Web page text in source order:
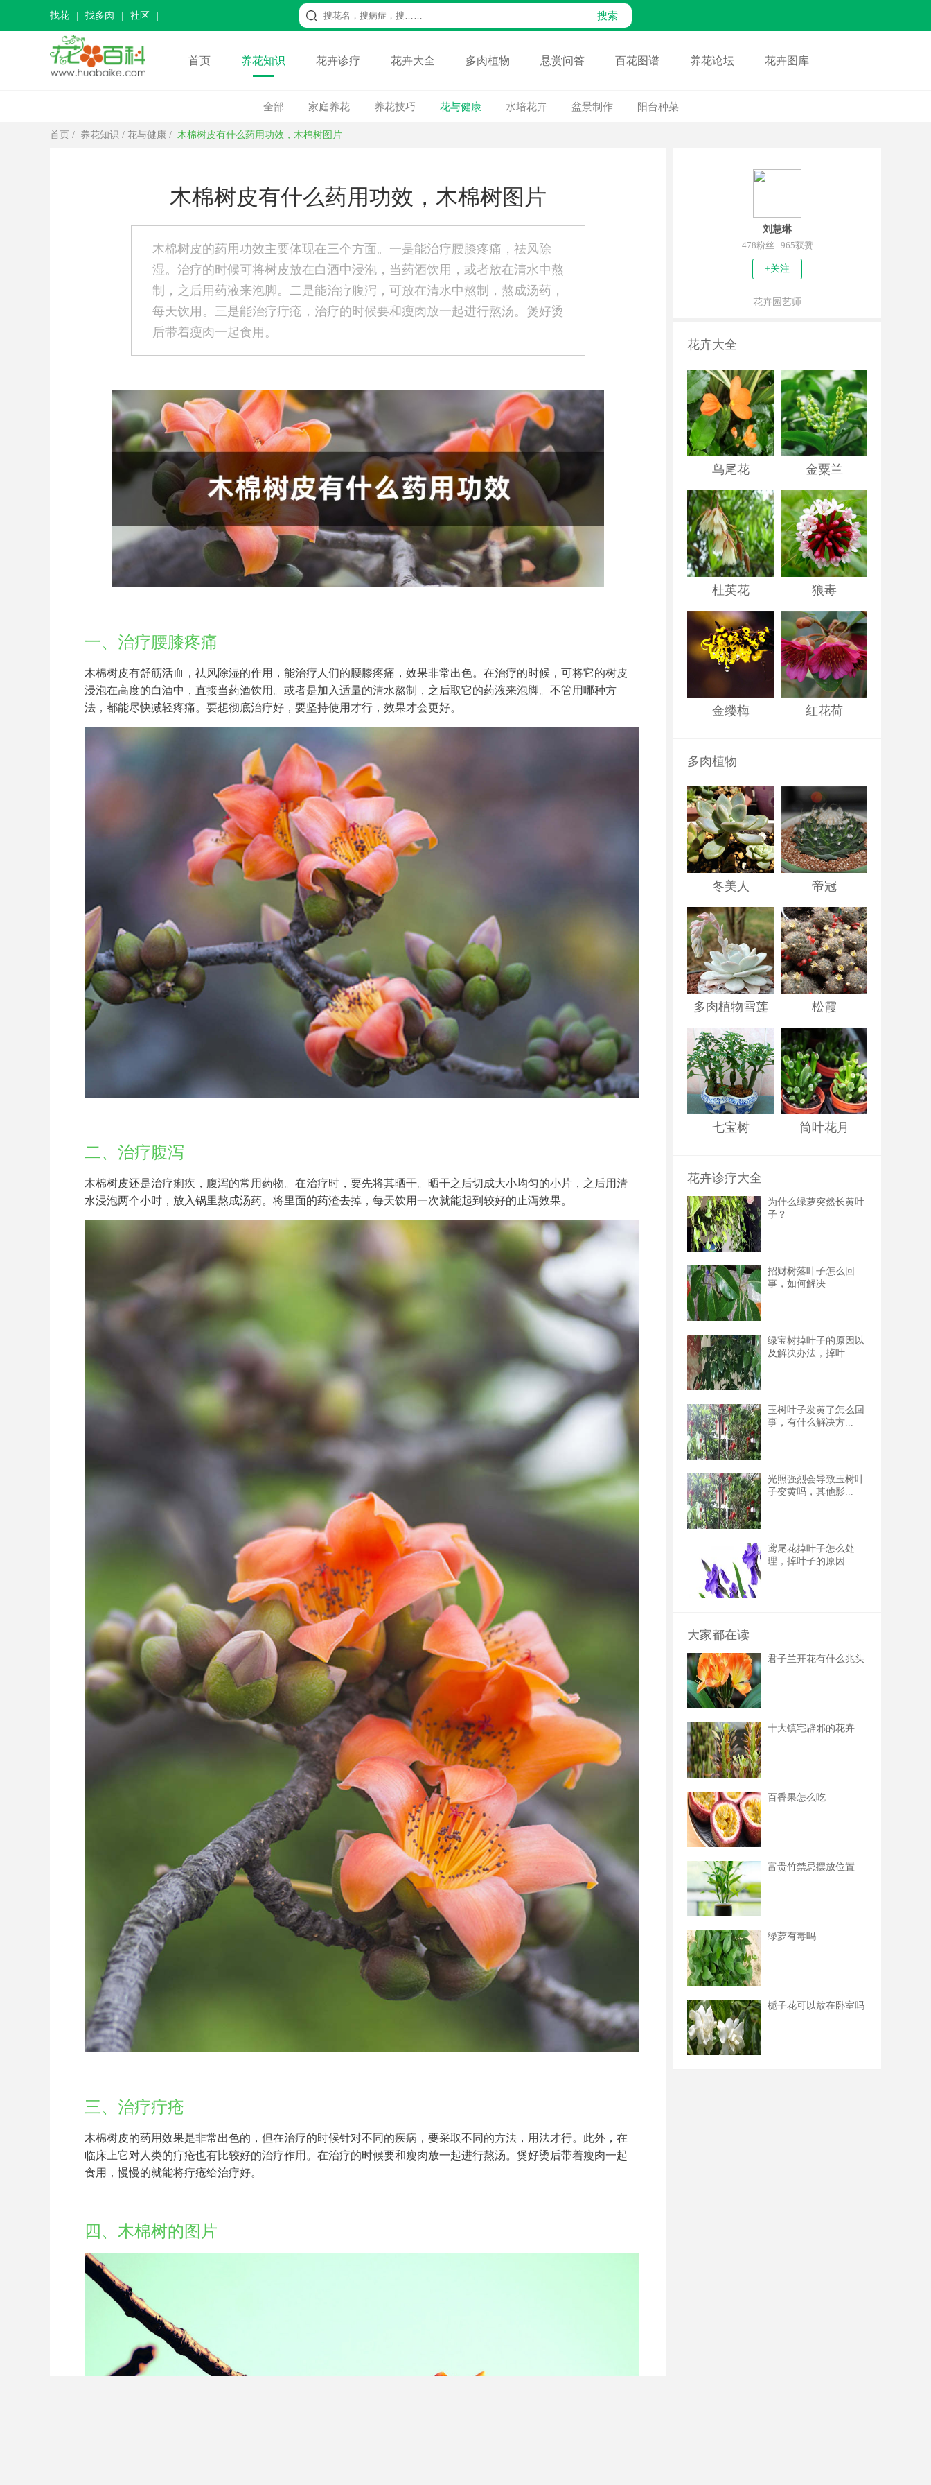
找花 找多肉 社区
首页 养花知识 花卉诊疗 花卉大全 多肉植物 悬赏问答 百花图谱 养花论坛 花卉图库
全部 家庭养花 养花技巧 花与健康 水培花卉 盆景制作 阳台种菜
首页 / 养花知识 / 花与健康 / 木棉树皮有什么药用功效，木棉树图片
木棉树皮有什么药用功效，木棉树图片
木棉树皮的药用功效主要体现在三个方面。一是能治疗腰膝疼痛，祛风除
湿。治疗的时候可将树皮放在白酒中浸泡，当药酒饮用，或者放在清水中熬
制，之后用药液来泡脚。二是能治疗腹泻，可放在清水中熬制，熬成汤药，
每天饮用。三是能治疗疔疮，治疗的时候要和瘦肉放一起进行熬汤。煲好烫
后带着瘦肉一起食用。
一、治疗腰膝疼痛
木棉树皮有舒筋活血，祛风除湿的作用，能治疗人们的腰膝疼痛，效果非常出色。在治疗的时候，可将它的树皮
浸泡在高度的白酒中，直接当药酒饮用。或者是加入适量的清水熬制，之后取它的药液来泡脚。不管用哪种方
法，都能尽快减轻疼痛。要想彻底治疗好，要坚持使用才行，效果才会更好。
二、治疗腹泻
木棉树皮还是治疗痢疾，腹泻的常用药物。在治疗时，要先将其晒干。晒干之后切成大小均匀的小片，之后用清
水浸泡两个小时，放入锅里熬成汤药。将里面的药渣去掉，每天饮用一次就能起到较好的止泻效果。
三、治疗疔疮
木棉树皮的药用效果是非常出色的，但在治疗的时候针对不同的疾病，要采取不同的方法，用法才行。此外，在
临床上它对人类的疔疮也有比较好的治疗作用。在治疗的时候要和瘦肉放一起进行熬汤。煲好烫后带着瘦肉一起
食用，慢慢的就能将疔疮给治疗好。
四、木棉树的图片
刘慧琳
478粉丝 965获赞
+关注
花卉园艺师
花卉大全
鸟尾花 金粟兰
杜英花 狼毒
金缕梅 红花荷
多肉植物
冬美人 帝冠
多肉植物雪莲 松霞
七宝树 筒叶花月
花卉诊疗大全
为什么绿萝突然长黄叶
子？
招财树落叶子怎么回
事，如何解决
绿宝树掉叶子的原因以
及解决办法，掉叶...
玉树叶子发黄了怎么回
事，有什么解决方...
光照强烈会导致玉树叶
子变黄吗，其他影...
鸢尾花掉叶子怎么处
理，掉叶子的原因
大家都在读
君子兰开花有什么兆头
十大镇宅辟邪的花卉
百香果怎么吃
富贵竹禁忌摆放位置
绿萝有毒吗
栀子花可以放在卧室吗